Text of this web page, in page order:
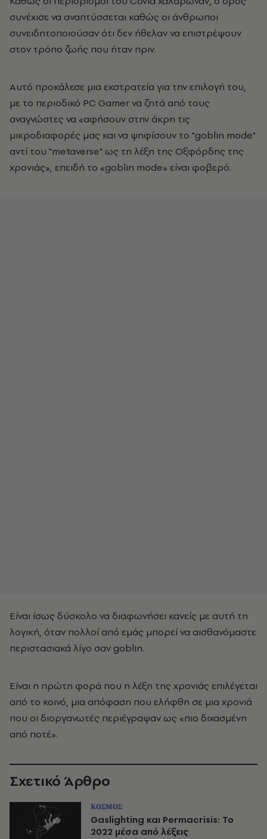
συνέχισε να αναπτύσσεται καθώς οι άνθρωποι
συνειδητοποιούσαν ότι δεν ήθελαν να επιστρέψουν
στον τρόπο ζωής που ήταν πριν.
Αυτό προκάλεσε μια εκστρατεία για την επιλογή του,
με το περιοδικό PC Gamer να ζητά από τους
αναγνώστες να «αφήσουν στην άκρη τις
μικροδιαφορές μας και να ψηφίσουν το "goblin mode"
αντί του "metaverse" ως τη λέξη της Οξφόρδης της
χρονιάς», επειδή το «goblin mode» είναι φοβερό.
Είναι ίσως δύσκολο να διαφωνήσει κανείς με αυτή τη
λογική, όταν πολλοί από εμάς μπορεί να αισθανόμαστε
περιστασιακά λίγο σαν goblin.
Είναι η πρώτη φορά που η λέξη της χρονιάς επιλέγεται
από το κοινό, μια απόφαση που ελήφθη σε μια χρονιά
που οι διοργανωτές περιέγραψαν ως «πιο διχασμένη
από ποτέ».
Σχετικό Άρθρο
ΚΟΣΜΟΣ
Gaslighting και Permacrisis: Το
2022 μέσα από λέξεις